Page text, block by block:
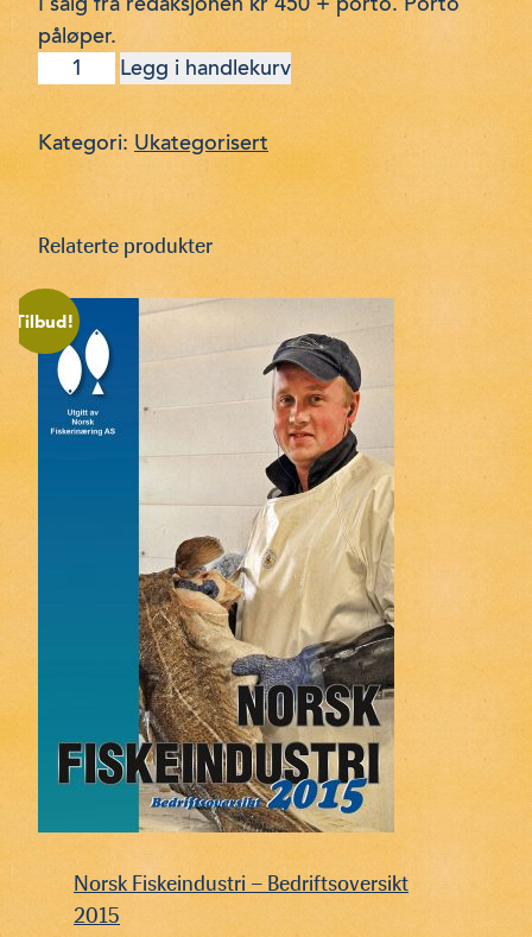
påløper.
Hvem
er
i
Legg i handlekurv
Kategori: Ukategorisert
Relaterte produkter
Tilbud!
Norsk Fiskeindustri – Bedriftsoversikt
2015